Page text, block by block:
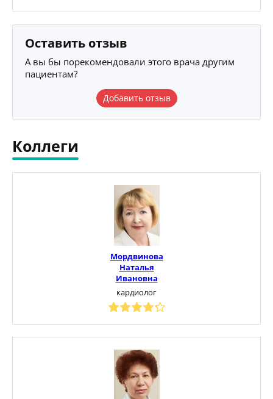
Оставить отзыв
А вы бы порекомендовали этого врача другим
пациентам?
Добавить отзыв
Коллеги
Мордвинова
Наталья
Ивановна
кардиолог